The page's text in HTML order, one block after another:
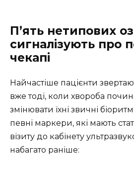
П’ять нетипових
сигналізують про
чекапі
Найчастіше пацієнти
вже тоді, коли хвороба
змінювати їхні звичні
певні маркери, які мають
візиту до кабінету
набагато раніше: